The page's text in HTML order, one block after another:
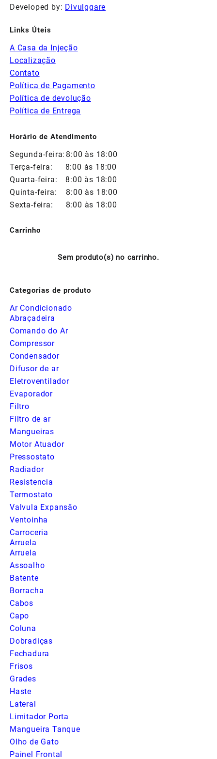
Developed by: Divulggare
Links Úteis
A Casa da Injeção
Localização
Contato
Política de Pagamento
Política de devolução
Política de Entrega
Horário de Atendimento
Segunda-feira: 8:00 às 18:00
Terça-feira:
8:00 às 18:00
Quarta-feira:
8:00 às 18:00
Quinta-feira:
8:00 às 18:00
Sexta-feira:
8:00 às 18:00
Carrinho
Sem produto(s) no carrinho.
Categorias de produto
Ar Condicionado
Abraçadeira
Comando do Ar
Compressor
Condensador
Difusor de ar
Eletroventilador
Evaporador
Filtro
Filtro de ar
Mangueiras
Motor Atuador
Pressostato
Radiador
Resistencia
Termostato
Valvula Expansão
Ventoinha
Carroceria
Arruela
Arruela
Assoalho
Batente
Borracha
Cabos
Capo
Coluna
Dobradiças
Fechadura
Frisos
Grades
Haste
Lateral
Limitador Porta
Mangueira Tanque
Olho de Gato
Painel Frontal